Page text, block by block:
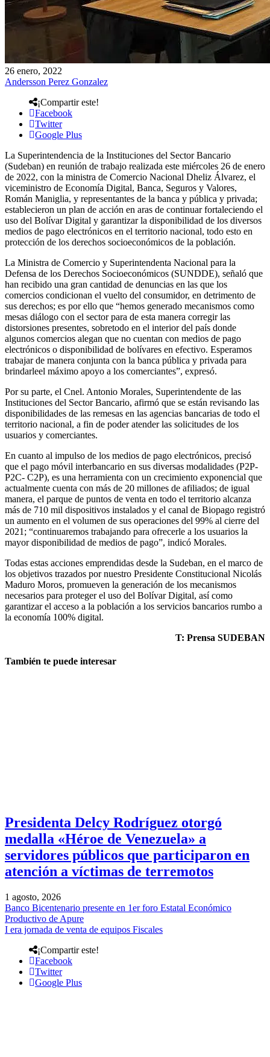
26 enero, 2022
Andersson Perez Gonzalez
¡Compartir este!
Facebook
Twitter
Google Plus
La Superintendencia de la Instituciones del Sector Bancario
(Sudeban) en reunión de trabajo realizada este miércoles 26 de enero
de 2022, con la ministra de Comercio Nacional Dheliz Álvarez, el
viceministro de Economía Digital, Banca, Seguros y Valores,
Román Maniglia, y representantes de la banca y pública y privada;
establecieron un plan de acción en aras de continuar fortaleciendo el
uso del Bolívar Digital y garantizar la disponibilidad de los diversos
medios de pago electrónicos en el territorio nacional, todo esto en
protección de los derechos socioeconómicos de la población.
La Ministra de Comercio y Superintendenta Nacional para la
Defensa de los Derechos Socioeconómicos (SUNDDE), señaló que
han recibido una gran cantidad de denuncias en las que los
comercios condicionan el vuelto del consumidor, en detrimento de
sus derechos; es por ello que “hemos generado mecanismos como
mesas diálogo con el sector para de esta manera corregir las
distorsiones presentes, sobretodo en el interior del país donde
algunos comercios alegan que no cuentan con medios de pago
electrónicos o disponibilidad de bolívares en efectivo. Esperamos
trabajar de manera conjunta con la banca pública y privada para
brindarleel máximo apoyo a los comerciantes”, expresó.
Por su parte, el Cnel. Antonio Morales, Superintendente de las
Instituciones del Sector Bancario, afirmó que se están revisando las
disponibilidades de las remesas en las agencias bancarias de todo el
territorio nacional, a fin de poder atender las solicitudes de los
usuarios y comerciantes.
En cuanto al impulso de los medios de pago electrónicos, precisó
que el pago móvil interbancario en sus diversas modalidades (P2P-
P2C- C2P), es una herramienta con un crecimiento exponencial que
actualmente cuenta con más de 20 millones de afiliados; de igual
manera, el parque de puntos de venta en todo el territorio alcanza
más de 710 mil dispositivos instalados y el canal de Biopago registró
un aumento en el volumen de sus operaciones del 99% al cierre del
2021; “continuaremos trabajando para ofrecerle a los usuarios la
mayor disponibilidad de medios de pago”, indicó Morales.
Todas estas acciones emprendidas desde la Sudeban, en el marco de
los objetivos trazados por nuestro Presidente Constitucional Nicolás
Maduro Moros, promueven la generación de los mecanismos
necesarios para proteger el uso del Bolívar Digital, así como
garantizar el acceso a la población a los servicios bancarios rumbo a
la economía 100% digital.
T: Prensa SUDEBAN
También te puede interesar
Presidenta Delcy Rodríguez otorgó
medalla «Héroe de Venezuela» a
servidores públicos que participaron en
atención a víctimas de terremotos
1 agosto, 2026
Banco Bicentenario presente en 1er foro Estatal Económico
Productivo de Apure
I era jornada de venta de equipos Fiscales
¡Compartir este!
Facebook
Twitter
Google Plus